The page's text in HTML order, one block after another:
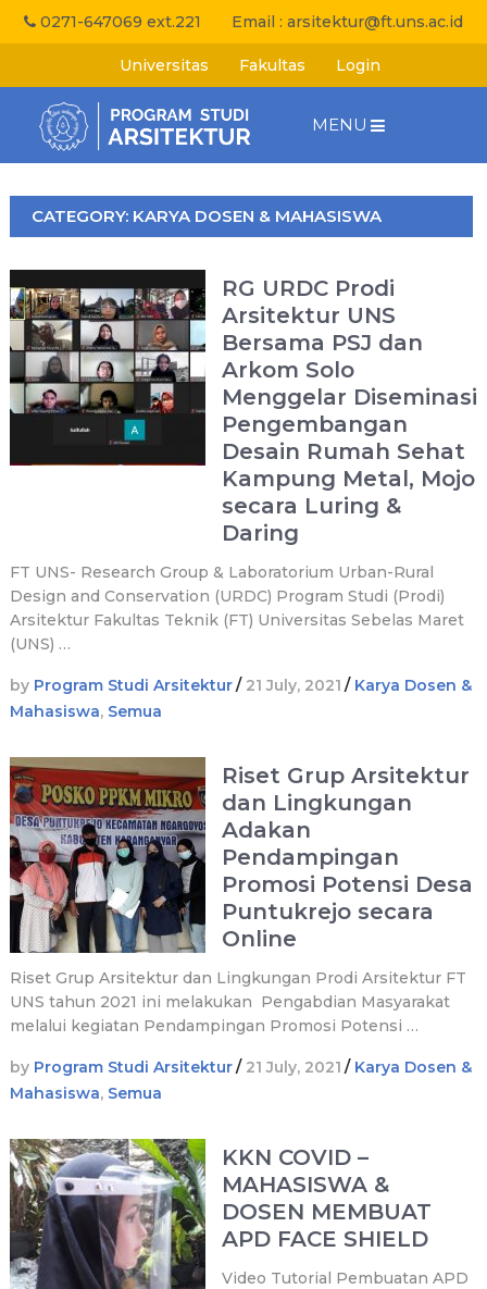
0271-647069 ext.221 Email : arsitektur@ft.uns.ac.id
Universitas Fakultas Login
MENU
CATEGORY: KARYA DOSEN & MAHASISWA
RG URDC Prodi
Arsitektur UNS
Bersama PSJ dan
Arkom Solo
Menggelar Diseminasi
Pengembangan
Desain Rumah Sehat
Kampung Metal, Mojo
secara Luring &
Daring
FT UNS- Research Group & Laboratorium Urban-Rural
Design and Conservation (URDC) Program Studi (Prodi)
Arsitektur Fakultas Teknik (FT) Universitas Sebelas Maret
(UNS) …
by Program Studi Arsitektur/ 21 July, 2021 / Karya Dosen &
Mahasiswa, Semua
Riset Grup Arsitektur
dan Lingkungan
Adakan
Pendampingan
Promosi Potensi Desa
Puntukrejo secara
Online
Riset Grup Arsitektur dan Lingkungan Prodi Arsitektur FT
UNS tahun 2021 ini melakukan Pengabdian Masyarakat
melalui kegiatan Pendampingan Promosi Potensi …
by Program Studi Arsitektur/ 21 July, 2021 / Karya Dosen &
Mahasiswa, Semua
KKN COVID –
MAHASISWA &
DOSEN MEMBUAT
APD FACE SHIELD
Video Tutorial Pembuatan APD